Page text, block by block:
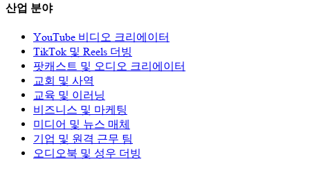
산업 분야
YouTube 비디오 크리에이터
TikTok 및 Reels 더빙
팟캐스트 및 오디오 크리에이터
교회 및 사역
교육 및 이러닝
비즈니스 및 마케팅
미디어 및 뉴스 매체
기업 및 원격 근무 팀
오디오북 및 성우 더빙